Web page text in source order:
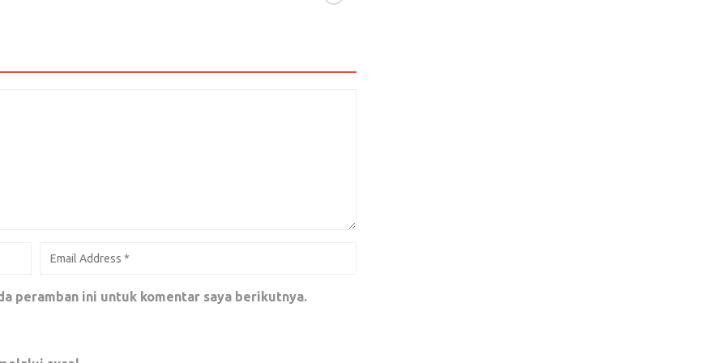
kolesterol ?
peramban ini untuk komentar saya berikutnya.